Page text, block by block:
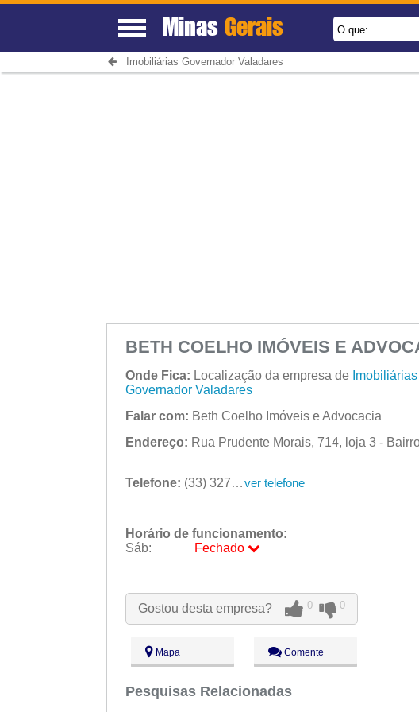
MinasGerais O que:
Imobiliárias Governador Valadares
BETH COELHO IMÓVEIS E
Onde Fica: Localização da empresa de Imobiliárias
Governador Valadares
Falar com: Beth Coelho Imóveis e Advocacia
Endereço: Rua Prudente Morais, 714, loja 3 -
Telefone: (33) 3271-4432 ver telefone
Horário de funcionamento:
Sáb:
Fechado
Ter:
09:00 - 18:00
Qua:
09:00 - 18:00
Sex:
09:00 - 18:00
Sáb:
Fechado
Dom:
Fechado
Gostou desta empresa? 0 0
Mapa Comente
Pesquisas Relacionadas